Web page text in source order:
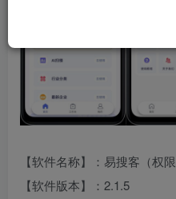
【软件名称】：易搜客（权限
【软件版本】：2.1.5